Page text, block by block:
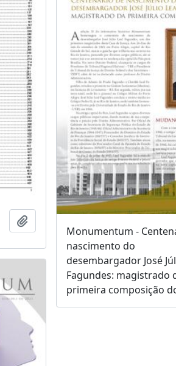
Monumentum -
nascimento do
desembargador José
Fagundes: magistrado
primeira composição